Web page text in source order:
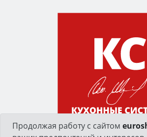
Продолжая работу с сайтом